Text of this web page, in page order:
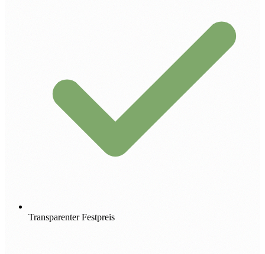
Transparenter Festpreis